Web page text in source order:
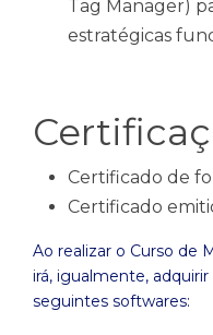
Tag Manager)
estratégicas
Certificado de
Certificado
Ao realizar o Curso de
irá, igualmente,
seguintes softwares: